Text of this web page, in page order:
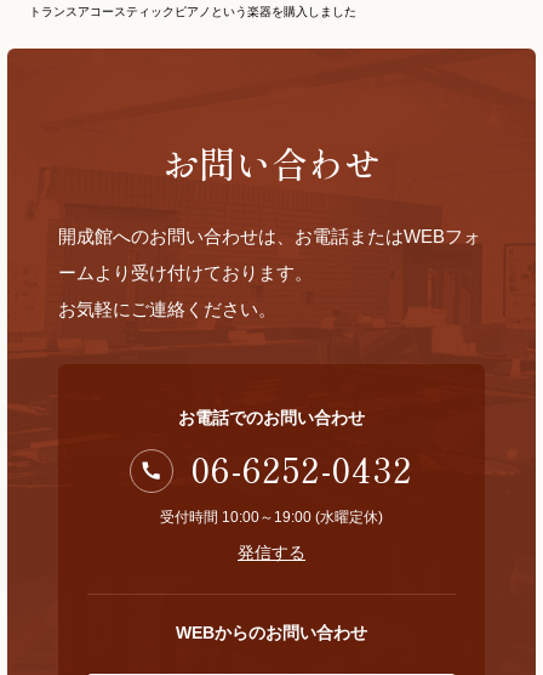
トランスアコースティックピアノという楽器を購入しました
お問い合わせ
開成館へのお問い合わせは、お電話またはWEBフォ
ームより受け付けております。
お気軽にご連絡ください。
お電話でのお問い合わせ
06-6252-0432
受付時間 10:00～19:00 (水曜定休)
発信する
WEBからのお問い合わせ